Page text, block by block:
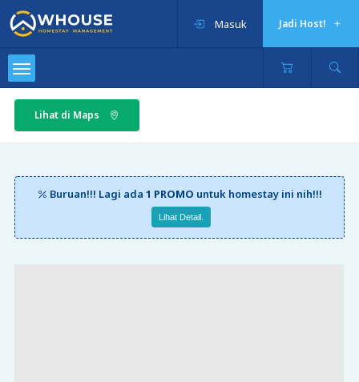
Jadi Host!
Masuk
Lihat di Maps
Buruan!!! Lagi ada 1 PROMO untuk homestay ini nih!!!
Lihat Detail.